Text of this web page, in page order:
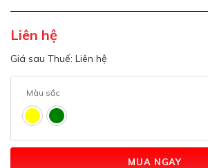
Liên hệ
Giá sau Thuế: Liên hệ
Màu sắc
MUA NGAY